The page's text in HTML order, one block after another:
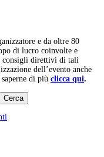
e da oltre 80
di lucro coinvolte e
consigli direttivi di tali
dell’evento anche
di più clicca qui.